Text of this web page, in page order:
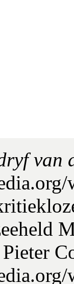
van
Pieter